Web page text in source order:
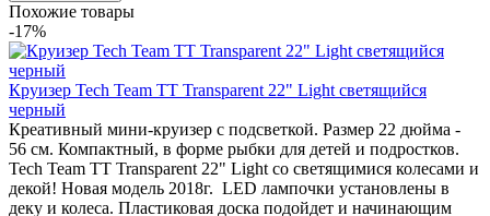
Похожие товары
-17%
Круизер Tech Team TT Transparent 22" Light светящийся
черный
Креативный мини-круизер с подсветкой. Размер 22 дюйма -
56 см. Компактный, в форме рыбки для детей и подростков.
Tech Team TT Transparent 22" Light со светящимися колесами и
декой! Новая модель 2018г. LED лампочки установлены в
деку и колеса. Пластиковая доска подойдет и начинающим